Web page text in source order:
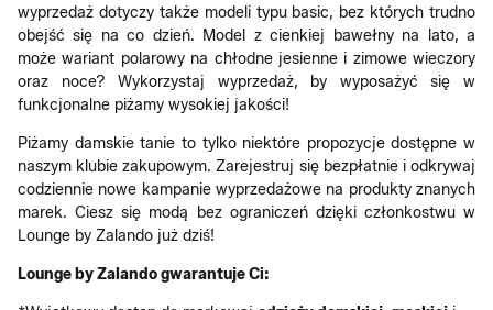
wyprzedaż dotyczy także modeli typu basic, bez których trudno
obejść się na co dzień. Model z cienkiej bawełny na lato, a
może wariant polarowy na chłodne jesienne i zimowe wieczory
oraz noce? Wykorzystaj wyprzedaż, by wyposażyć się w
funkcjonalne piżamy wysokiej jakości!
Piżamy damskie tanie to tylko niektóre propozycje dostępne w
naszym klubie zakupowym. Zarejestruj się bezpłatnie i odkrywaj
codziennie nowe kampanie wyprzedażowe na produkty znanych
marek. Ciesz się modą bez ograniczeń dzięki członkostwu w
Lounge by Zalando już dziś!
Lounge by Zalando gwarantuje Ci: